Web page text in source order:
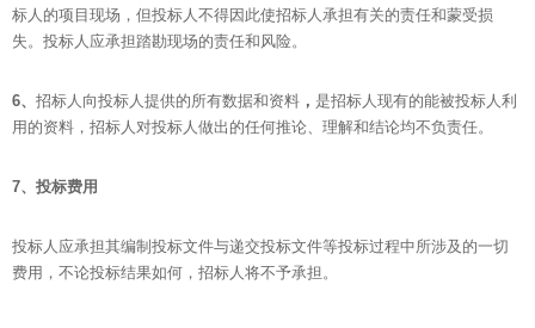
标人的项目现场，但投标人不得因此使招标人承担有关的责任和蒙受损
失。投标人应承担踏勘现场的责任和风险。
6、 招标人向投标人提供的所有数据和资料 ， 是招标人现有的能被投标人利
用的资料，招标人对投标人做出的任何推论、理解和结论均不负责任。
7、投标费用
投标人应承担其编制投标文件与递交投标文件等投标过程中所涉及的一切
费用，不论投标结果如何，招标人将不予承担。